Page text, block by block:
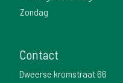
Zondag
Contact
Dweerse kromstraat 66